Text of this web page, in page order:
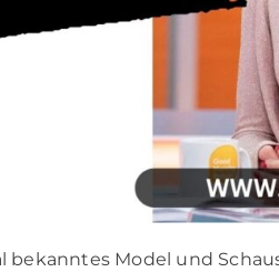
bekanntes Model und